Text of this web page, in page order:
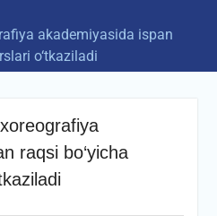
akademiyasida ispan
o‘tkaziladi
raqsi bo‘yicha